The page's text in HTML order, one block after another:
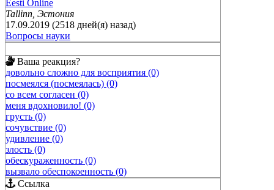
Eesti Online
Tallinn, Эстония
17.09.2019 (2518 дней(я) назад)
Вопросы науки
Ваша реакция?
довольно сложно для восприятия (0)
посмеялся (посмеялась) (0)
со всем согласен (0)
меня вдохновило! (0)
грусть (0)
сочувствие (0)
удивление (0)
злость (0)
обескураженность (0)
вызвало обеспокоенность (0)
Ссылка